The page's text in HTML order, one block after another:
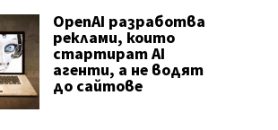
OpenAI разработва
реклами, които
стартират AI
агенти, а не водят
до сайтове